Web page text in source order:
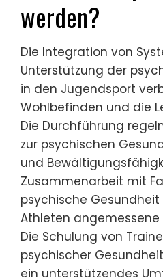
Respekts zu schaffen,
Fair Play über das
zu schätzen.
Schließlich dienen
Warnungen, die
anregen, strengere
Kontrollen einzuführen.
Ansatz kann
ein gesünderes
gewährleisten.